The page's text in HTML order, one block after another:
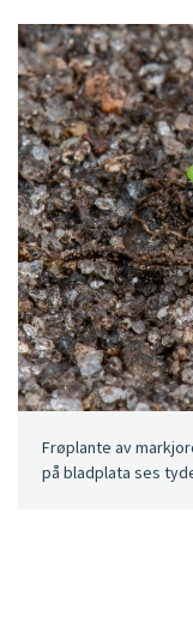
Frøplante av
på bladplata ses